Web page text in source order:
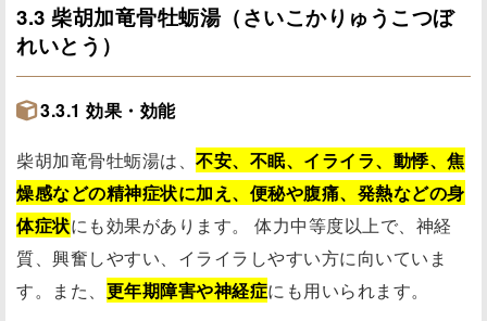
3.3 柴胡加竜骨牡蛎湯（さいこかりゅうこつぼ
れいとう）
3.3.1 効果・効能
柴胡加竜骨牡蛎湯は、 不安、不眠、イライラ、動悸、焦
燥感などの精神症状に加え、便秘や腹痛、発熱などの身
体症状にも効果があります。 体力中等度以上で、神経
質、興奮しやすい、イライラしやすい方に向いていま
す。また、 更年期障害や神経症にも用いられます。